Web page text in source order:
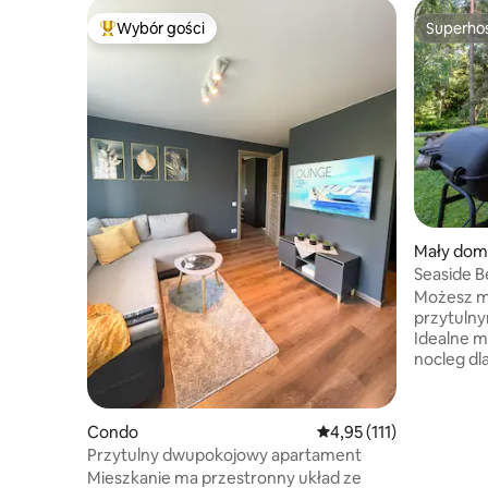
Najpopularniejsze z kategorii Wybór gości
Wybór gości
Condo Średnia ocena: 4,95 na
4,95 (111)
Przytulny dwupokojowy apartament
Mieszkanie ma przestronny układ ze
Mały
Seaside
Możesz
Idealne
nocleg